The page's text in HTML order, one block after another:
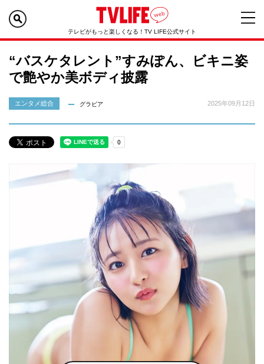
テレビがもっと楽しくなる！TV LIFE公式サイト
“バスケタレント”すみぽん、ビキニ姿
で艶やか美ボディ披露
エンタメ総合 グラビア 2025年09月12日